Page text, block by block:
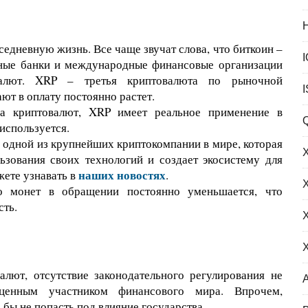
жизнь. Все чаще звучат слова, что биткоин –
банки и международные финансовые организации
XRP – третья криптовалюта по рыночной
в оплату постоянно растет.
криптовалют, XRP имеет реальное применение в
из крупнейших криптокомпании в мире, которая
своих технологий и создает экосистему для
узнавать внаших новостях.
монет в обращении постоянно уменьшается, что
отсутствие законодательного регулирования не
участником финансового мира. Впрочем,